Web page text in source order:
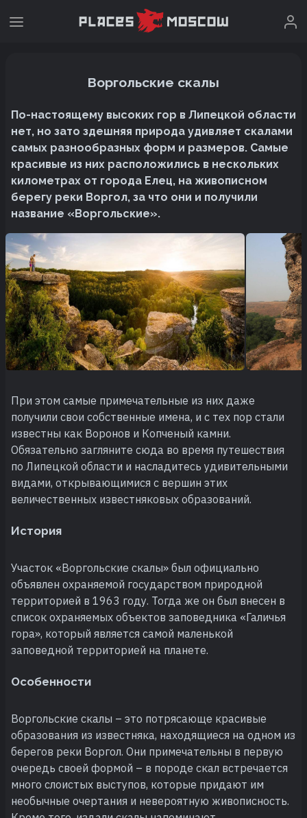
Воргольские скалы
По-настоящему высоких гор в Липецкой области
нет, но зато здешняя природа удивляет скалами
самых разнообразных форм и размеров. Самые
красивые из них расположились в нескольких
километрах от города Елец, на живописном
берегу реки Воргол, за что они и получили
название «Воргольские».
При этом самые примечательные из них даже
получили свои собственные имена, и с тех пор стали
известны как Воронов и Копченый камни.
Обязательно загляните сюда во время путешествия
по Липецкой области и насладитесь удивительными
видами, открывающимися с вершин этих
величественных известняковых образований.
История
Участок «Воргольские скалы» был официально
объявлен охраняемой государством природной
территорией в 1963 году. Тогда же он был внесен в
список охраняемых объектов заповедника «Галичья
гора», который является самой маленькой
заповедной территорией на планете.
Особенности
Воргольские скалы – это потрясающе красивые
образования из известняка, находящиеся на одном из
берегов реки Воргол. Они примечательны в первую
очередь своей формой – в породе скал встречается
много слоистых выступов, которые придают им
необычные очертания и невероятную живописность.